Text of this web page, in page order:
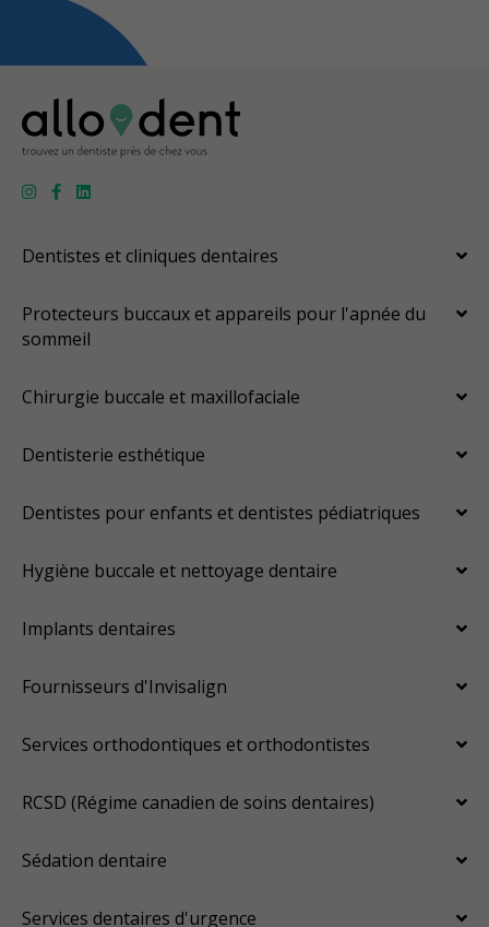
Dentistes et cliniques dentaires
Protecteurs buccaux et appareils pour l'apnée du
sommeil
Chirurgie buccale et maxillofaciale
Dentisterie esthétique
Dentistes pour enfants et dentistes pédiatriques
Hygiène buccale et nettoyage dentaire
Implants dentaires
Fournisseurs d'Invisalign
Services orthodontiques et orthodontistes
RCSD (Régime canadien de soins dentaires)
Sédation dentaire
Services dentaires d'urgence